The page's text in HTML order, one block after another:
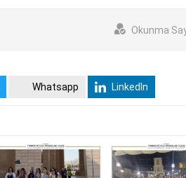
Okunma
Whatsapp LinkedIn